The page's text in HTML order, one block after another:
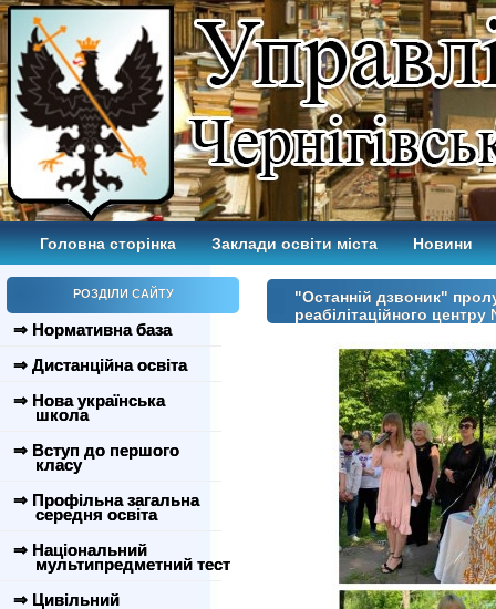
Головна сторінка Заклади освіти міста Новини
РОЗДІЛИ САЙТУ
⇒ Нормативна база
⇒ Дистанційна освіта
⇒ Нова українська
школа
⇒ Вступ до першого
класу
⇒ Профільна загальна
середня освіта
⇒ Національний
мультипредметний тест
⇒ Цивільний
"Останній дзвоник"
реабілітаційного